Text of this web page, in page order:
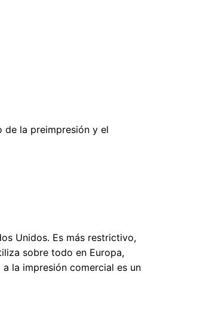
de la preimpresión y el
Unidos. Es más restrictivo,
sobre todo en Europa,
la impresión comercial es un